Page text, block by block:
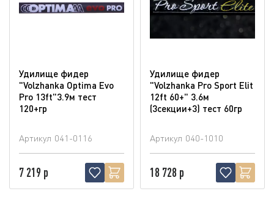
Удилище фидер
"Volzhanka Optima Evo
Pro 13ft"3.9м тест
120+гр
Артикул 041-0116
7 219 р
Удилище фидер
"Volzhanka Pro Sport Elit
12ft 60+" 3.6м
(3секции+3) тест 60гр
Артикул 040-1010
18 728 р